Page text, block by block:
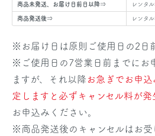
商品未発送、お届け日前日以降⇒ レンタ
商品発送後⇒ レンタ
※お届け日は原則ご使用日の2日
※ご使用日の7営業日前までにお
ますが、それ以降 お急ぎでお申
定しますと必ずキャンセル料が発
お申込みください。
※商品発送後のキャンセルはお受